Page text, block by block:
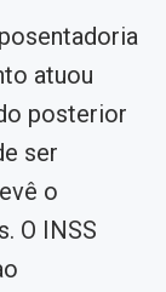
atuou
posterior
ser
o
O INSS